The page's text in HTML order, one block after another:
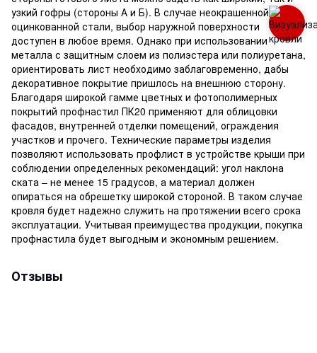
узкий гофры (стороны А и Б). В случае неокрашенной
оцинкованной стали, выбор наружной поверхности
доступен в любое время. Однако при использовании
металла с защитным слоем из полиэстера или полиуретана,
ориентировать лист необходимо заблаговременно, дабы
декоративное покрытие пришлось на внешнюю сторону.
Благодаря широкой гамме цветных и фотополимерных
покрытий профнастил ПК20 применяют для облицовки
фасадов, внутренней отделки помещений, ограждения
участков и прочего. Технические параметры изделия
позволяют использовать профлист в устройстве крыши при
соблюдении определенных рекомендаций: угол наклона
ската – не менее 15 градусов, а материал должен
опираться на обрешетку широкой стороной. В таком случае
кровля будет надежно служить на протяжении всего срока
эксплуатации. Учитывая преимущества продукции, покупка
профнастила будет выгодным и экономным решением.
Отзывы